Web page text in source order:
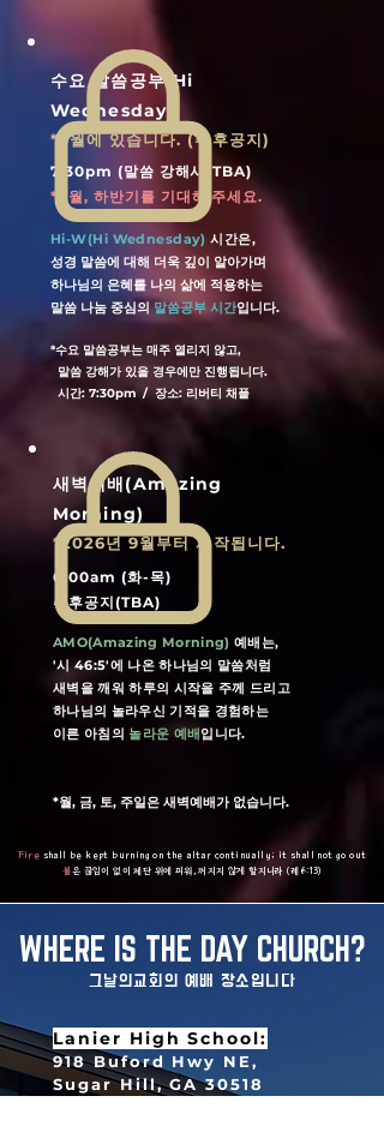
수요 말씀공부(Hi
Wednesday)
*9월에 있습니다. (추후공지)
7:30pm (말씀 강해시/TBA)
​*9월, 하반기를 기대해 주세요.
Hi-W(Hi Wednesday) 시간은,
성경 말씀에 대해 더욱 깊이 알아가며
하나님의 은혜를 나의 삶에 적용하는
​말씀 나눔 중심의 말씀공부 시간입니다.
*수요 말씀공부는 매주 열리지 않고,
말씀 강해가 있을 경우에만 진행됩니다.
시간: 7:30pm / 장소: 리버티 채플
새벽예배(Amazing
Morning)
*2026년 9월부터 시작됩니다.
6:00am (화-목)
추후공지(TBA)
AMO(Amazing Morning) 예배는,
'시 46:5'에 나온 하나님의 말씀처럼
새벽을 깨워 하루의 시작을 주께 드리고
하나님의 놀라우신 기적을 경험하는
이른 아침의놀라운 예배입니다.
*월, 금, 토, 주일은 새벽예배가 없습니다.
Fire shall be kept burning on the altar continually; it shall not go out
불은 끊임이 없이 제단 위에 피워, 꺼지지 않게 할지니라 (레 6:13)
WHERE IS THE DAY CHURCH?
​그날의교회의 예배 장소입니다
​Lanier High School:
918 Buford Hwy NE,
Sugar Hill, GA 30518